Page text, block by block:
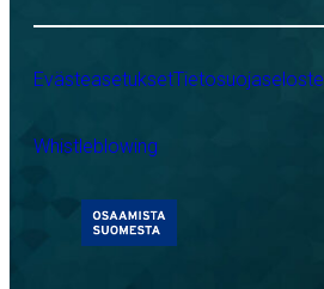
EvästeasetuksetTietosuojaseloste
Whistleblowing